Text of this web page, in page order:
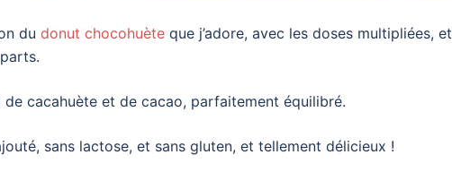
du donut chocohuète que j’adore, avec les doses multipliées, et
cacahuète et de cacao, parfaitement équilibré.
sans lactose, et sans gluten, et tellement délicieux !